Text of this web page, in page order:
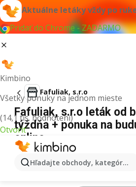
Aktuálne letáky vždy po
Pridať do Chrome - ZADARMO
Kimbino
Všetky ponuky na jednom mieste
(14,1 tis. hodnotení)
Otvoriť
Hľadajte obchody, kategórie,
Fafuliak, s.r.o
Fafuliak, s.r.o leták od
týždňa + ponuka na
online